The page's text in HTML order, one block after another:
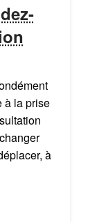
à la prise
à